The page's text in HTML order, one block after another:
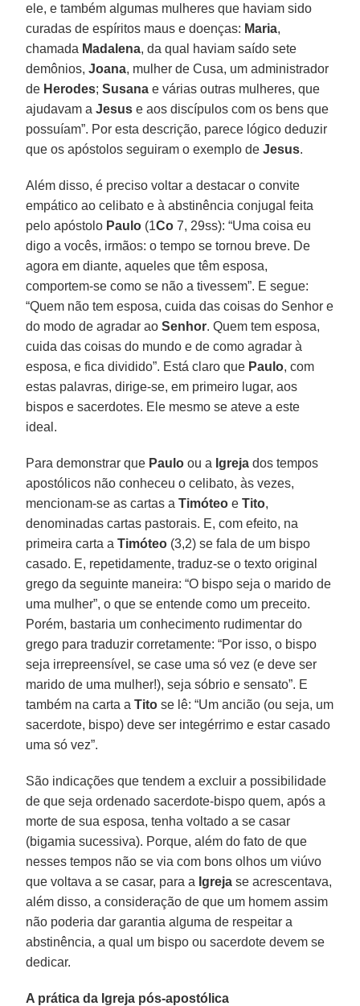
ele, e também algumas mulheres que haviam sido
curadas de espíritos maus e doenças: Maria,
chamada Madalena, da qual haviam saído sete
demônios,Joana, mulher de Cusa, um administrador
de Herodes;Susana e várias outras mulheres, que
ajudavam aJesus e aos discípulos com os bens que
possuíam”. Por esta descrição, parece lógico deduzir
que os apóstolos seguiram o exemplo deJesus.
Além disso, é preciso voltar a destacar o convite
empático ao celibato e à abstinência conjugal feita
pelo apóstolo Paulo (1Co 7, 29ss): “Uma coisa eu
digo a vocês, irmãos: o tempo se tornou breve. De
agora em diante, aqueles que têm esposa,
comportem-se como se não a tivessem”. E segue:
“Quem não tem esposa, cuida das coisas do Senhor e
do modo de agradar aoSenhor. Quem tem esposa,
cuida das coisas do mundo e de como agradar à
esposa, e fica dividido”. Está claro que Paulo, com
estas palavras, dirige-se, em primeiro lugar, aos
bispos e sacerdotes. Ele mesmo se ateve a este
ideal.
Para demonstrar que Paulo ou a Igreja dos tempos
apostólicos não conheceu o celibato, às vezes,
mencionam-se as cartas aTimóteo eTito,
denominadas cartas pastorais. E, com efeito, na
primeira carta aTimóteo (3,2) se fala de um bispo
casado. E, repetidamente, traduz-se o texto original
grego da seguinte maneira: “O bispo seja o marido de
uma mulher”, o que se entende como um preceito.
Porém, bastaria um conhecimento rudimentar do
grego para traduzir corretamente: “Por isso, o bispo
seja irrepreensível, se case uma só vez (e deve ser
marido de uma mulher!), seja sóbrio e sensato”. E
também na carta aTito se lê: “Um ancião (ou seja, um
sacerdote, bispo) deve ser integérrimo e estar casado
uma só vez”.
São indicações que tendem a excluir a possibilidade
de que seja ordenado sacerdote-bispo quem, após a
morte de sua esposa, tenha voltado a se casar
(bigamia sucessiva). Porque, além do fato de que
nesses tempos não se via com bons olhos um viúvo
que voltava a se casar, para a Igreja se acrescentava,
além disso, a consideração de que um homem assim
não poderia dar garantia alguma de respeitar a
abstinência, a qual um bispo ou sacerdote devem se
dedicar.
A prática da Igreja pós-apostólica